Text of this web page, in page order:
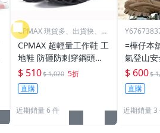
CPMAX 現貨多、出貨快、最
超值
CPMAX 超輕量工作鞋 工
地鞋 防砸防刺穿鋼頭鞋
防砸 防刺穿 輕便 防臭
輕軟舒適透氣 【S95】
$ 510$ 1,020 5折
直購
近期銷量 6 件
=樺仔本
氣登山
保鞋 工
防刺穿
勞工鞋
$ 600$
直購
近期銷量 3